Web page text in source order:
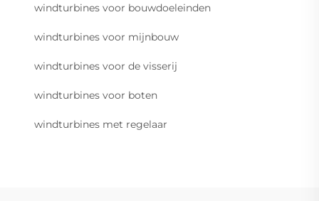
windturbines voor bouwdoeleinden
windturbines voor mijnbouw
windturbines voor de visserij
windturbines voor boten
windturbines met regelaar